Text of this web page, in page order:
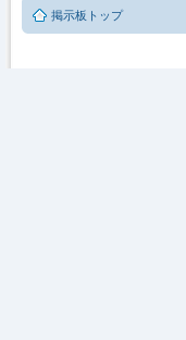
掲示板トップ